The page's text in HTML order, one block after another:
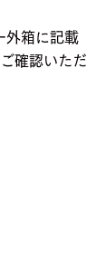
外箱に記載
確認いただ